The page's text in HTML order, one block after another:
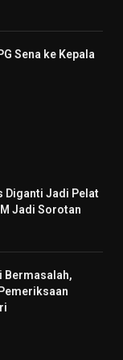
Sena ke Kepala
Diganti Jadi Pelat
Jadi Sorotan
Bermasalah,